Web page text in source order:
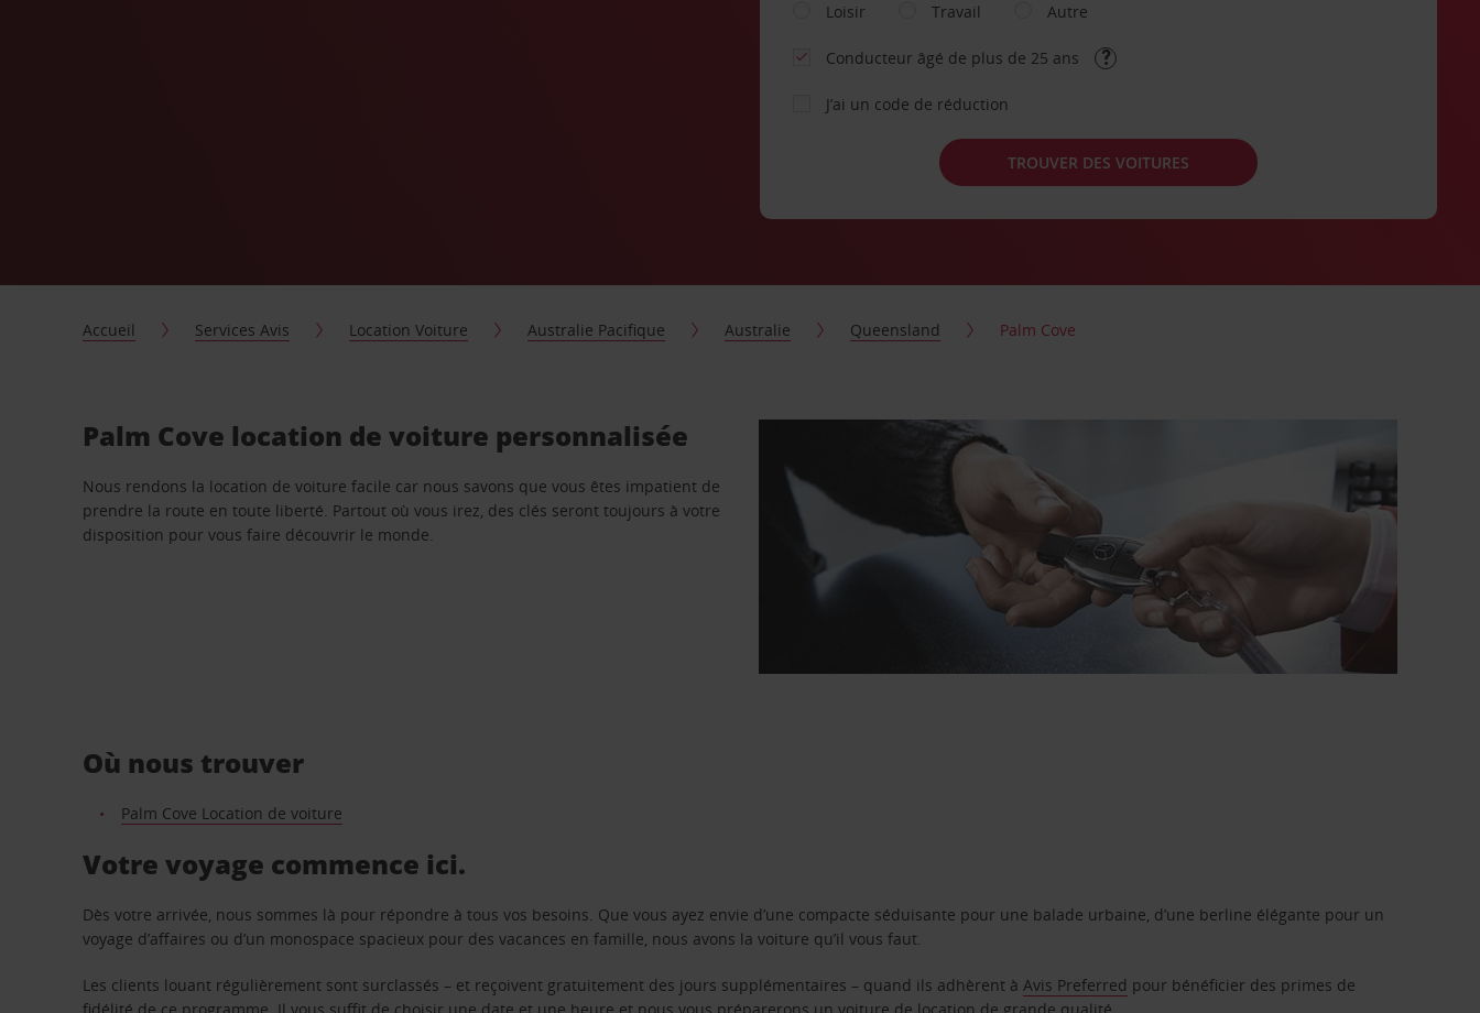
Loisir
Travail Autre
Conducteur âgé de plus de 25 ans
J’ai un code de réduction
TROUVER DES VOITURES
Accueil Services Avis Location Voiture Australie Pacifique Australie Queensland Palm Cove
Palm Cove location de voiture personnalisée
Nous rendons la location de voiture facile car nous savons que vous êtes impatient de
prendre la route en toute liberté. Partout où vous irez, des clés seront toujours à votre
disposition pour vous faire découvrir le monde.
Où nous trouver
Palm Cove Location de voiture
Votre voyage commence ici.
Dès votre arrivée, nous sommes là pour répondre à tous vos besoins. Que vous ayez envie d’une compacte séduisante pour une balade urbaine, d’une berline élégante pour un
voyage d’affaires ou d’un monospace spacieux pour des vacances en famille, nous avons la voiture qu’il vous faut.
Les clients louant régulièrement sont surclassés – et reçoivent gratuitement des jours supplémentaires – quand ils adhèrent àAvis Preferred pour bénéficier des primes de